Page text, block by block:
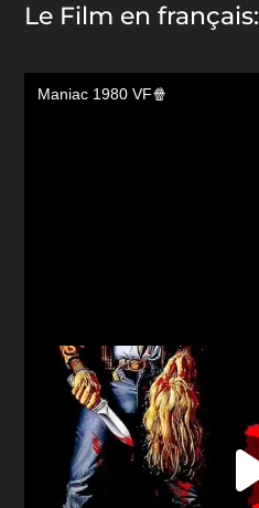
Le Film en français: